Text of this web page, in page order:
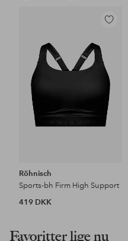
Tilføj
favoritter
Röhnisch
Sports-bh Firm High Support
419 DKK
Favoritter lige nu